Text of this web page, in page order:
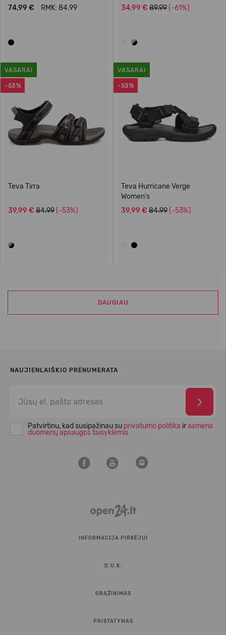
74,99 € RMK: 84.99 34,99 € 89.99 (-61%)
-53%
VASARAI
Teva Tirra
39,99 € 84.99 (-53%)
-53%
VASARAI
Teva Hurricane Verge
Women's
39,99 € 84.99 (-53%)
DAUGIAU
NAUJIENLAIŠKIO PRENUMERATA
Patvirtinu, kad susipažinau su privatumo politika irasmens
duomenų apsaugos taisyklėmis
INFORMACIJA PIRKĖJUI
D.U.K.
GRĄŽINIMAS
PRISTATYMAS